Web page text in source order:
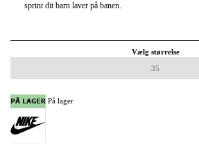
sprint dit barn laver på banen.
Vælg størrelse
35
På lager